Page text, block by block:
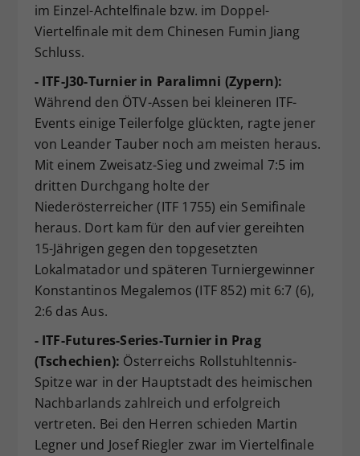
im Einzel-Achtelfinale bzw. im Doppel-
Viertelfinale mit dem Chinesen Fumin Jiang
Schluss.
- ITF-J30-Turnier in Paralimni (Zypern):
Während den ÖTV-Assen bei kleineren ITF-
Events einige Teilerfolge glückten, ragte jener
von Leander Tauber noch am meisten heraus.
Mit einem Zweisatz-Sieg und zweimal 7:5 im
dritten Durchgang holte der
Niederösterreicher (ITF 1755) ein Semifinale
heraus. Dort kam für den auf vier gereihten
15-Jährigen gegen den topgesetzten
Lokalmatador und späteren Turniergewinner
Konstantinos Megalemos (ITF 852) mit 6:7 (6),
2:6 das Aus.
- ITF-Futures-Series-Turnier in Prag
(Tschechien): Österreichs Rollstuhltennis-
Spitze war in der Hauptstadt des heimischen
Nachbarlands zahlreich und erfolgreich
vertreten. Bei den Herren schieden Martin
Legner und Josef Riegler zwar im Viertelfinale